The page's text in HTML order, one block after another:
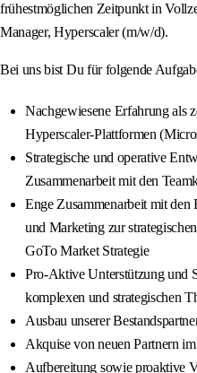
frühestmöglichen Zeitpunkt in
Manager, Hyperscaler (m/w/d).
Bei uns bist Du für folgende
Nachgewiesene Erfahrung als
Hyperscaler-Plattformen
Strategische und operative
Zusammenarbeit mit den
Enge Zusammenarbeit mit den
und Marketing zur
GoTo Market Strategie
Pro-Aktive Unterstützung und
komplexen und strategischen
Ausbau unserer
Akquise von neuen Partnern
Aufbereitung sowie proaktive